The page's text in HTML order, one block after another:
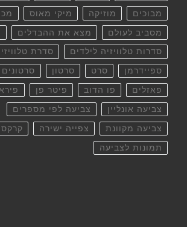
מבוכים מוזיקה מיקי מאוס
מסביב לעולם מצא את ההבדלים
סדרות טלוויזיה לילדים סדרת
ספיידרמן סרט סרטון סרטונים
פאזלים פו הדוב פיטר פן
צביעה אונליין צביעה לפי מספרים
צביעה מקוונת צפייה ישירה קרקס
תמונות לצביעה